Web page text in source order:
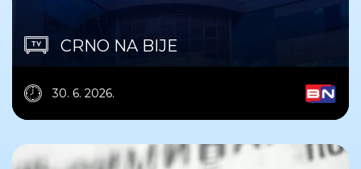
CRNO NA BIJE
30. 6. 2026.